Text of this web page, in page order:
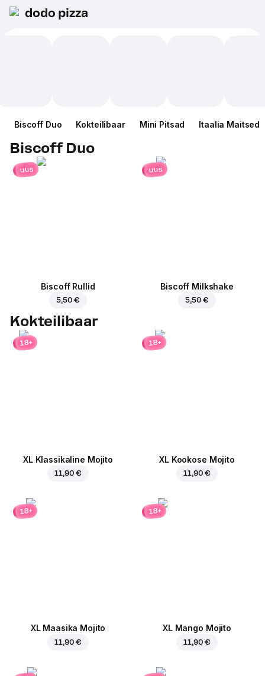
dodo pizza
Biscoff Duo Kokteilibaar Mini Pitsad Itaalia Maitsed
Biscoff Duo
uus
Biscoff Rullid
5,50 €
uus
Biscoff Milkshake
5,50 €
Kokteilibaar
18+
XL Klassikaline Mojito
11,90 €
18+
XL Kookose Mojito
11,90 €
18+
XL Maasika Mojito
11,90 €
18+
XL Mango Mojito
11,90 €